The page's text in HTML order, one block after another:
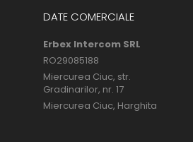
DATE COMERCIALE
Erbex Intercom SRL
RO29085188
Miercurea Ciuc, str.
Gradinarilor, nr. 17
Miercurea Ciuc, Harghita